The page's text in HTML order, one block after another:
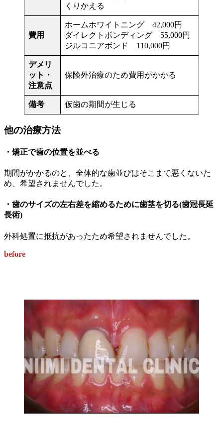
くりかえる
費用
ホームホワイトニング 42,000円
ダイレクトボンディング 55,000円
ジルコニアボンド 110,000円
デメリ
ット・
注意点
保険外治療のため費用がかかる
備考 仮歯の期間が生じる
他の治療方法
・矯正で歯の位置を並べる
期間がかかるのと、全体的な歯並びはそこまで悪くないた
め、希望されませんでした。
・歯のサイズの左右差を縮めるために歯茎を切る(歯冠長延
長術)
外科処置に抵抗があったため希望されませんでした。
before